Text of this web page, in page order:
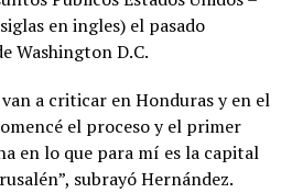
en ingles) el pasado
Washington D.C.
van a criticar en Honduras y en el
el proceso y el primer
en lo que para mí es la capital
subrayó Hernández.